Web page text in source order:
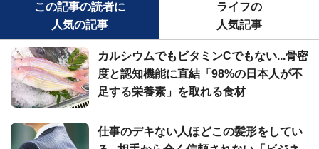
この記事の読者に
人気の記事
ライフの
人気記事
カルシウムでもビタミンCでもない...骨密
度と認知機能に直結「98%の日本人が不
足する栄養素」を取れる食材
仕事のデキない人ほどこの髪形をしてい